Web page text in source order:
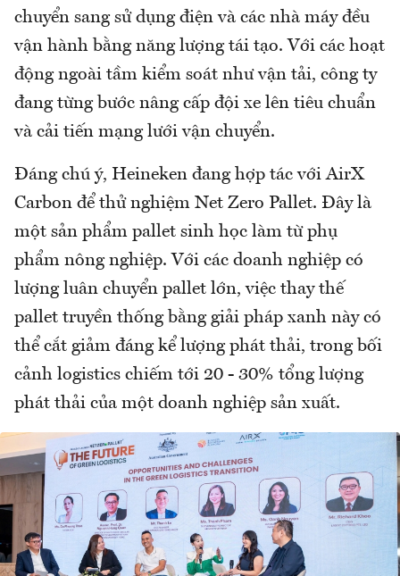
chuyển sang sử dụng điện và các nhà máy đều
vận hành bằng năng lượng tái tạo. Với các hoạt
động ngoài tầm kiểm soát như vận tải, công ty
đang từng bước nâng cấp đội xe lên tiêu chuẩn
và cải tiến mạng lưới vận chuyển.
Đáng chú ý, Heineken đang hợp tác với AirX
Carbon để thử nghiệm Net Zero Pallet. Đây là
một sản phẩm pallet sinh học làm từ phụ
phẩm nông nghiệp. Với các doanh nghiệp có
lượng luân chuyển pallet lớn, việc thay thế
pallet truyền thống bằng giải pháp xanh này có
thể cắt giảm đáng kể lượng phát thải, trong bối
cảnh logistics chiếm tới 20 - 30% tổng lượng
phát thải của một doanh nghiệp sản xuất.